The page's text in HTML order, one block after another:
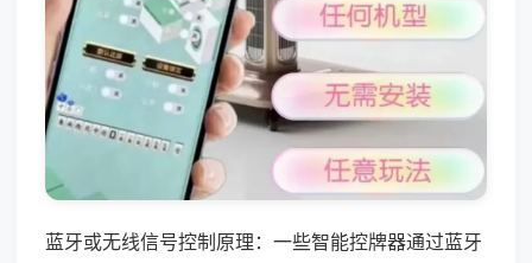
蓝牙或无线信号控制原理：一些智能控牌器通过蓝牙